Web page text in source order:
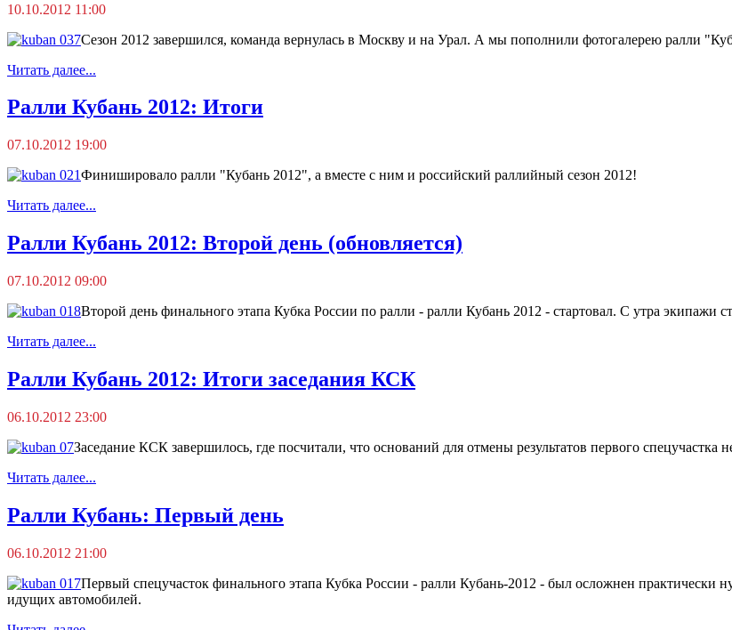
10.10.2012 11:00
Сезон 2012 завершился, команда вернулась в Москву и на Урал. А мы пополнили фотогалерею ралли
Читать далее...
Ралли Кубань 2012: Итоги
07.10.2012 19:00
Финишировало ралли "Кубань 2012", а вместе с ним и российский раллийный сезон 2012!
Читать далее...
Ралли Кубань 2012: Второй день (обновляется)
07.10.2012 09:00
Второй день финального этапа Кубка России по ралли - ралли Кубань 2012 - стартовал. С утра экипажи
Читать далее...
Ралли Кубань 2012: Итоги заседания КСК
06.10.2012 23:00
Заседание КСК завершилось, где посчитали, что оснований для отмены результатов первого спецучастка
Читать далее...
Ралли Кубань: Первый день
06.10.2012 21:00
Первый спецучасток финального этапа Кубка России - ралли Кубань-2012 - был осложнен практически
идущих автомобилей.